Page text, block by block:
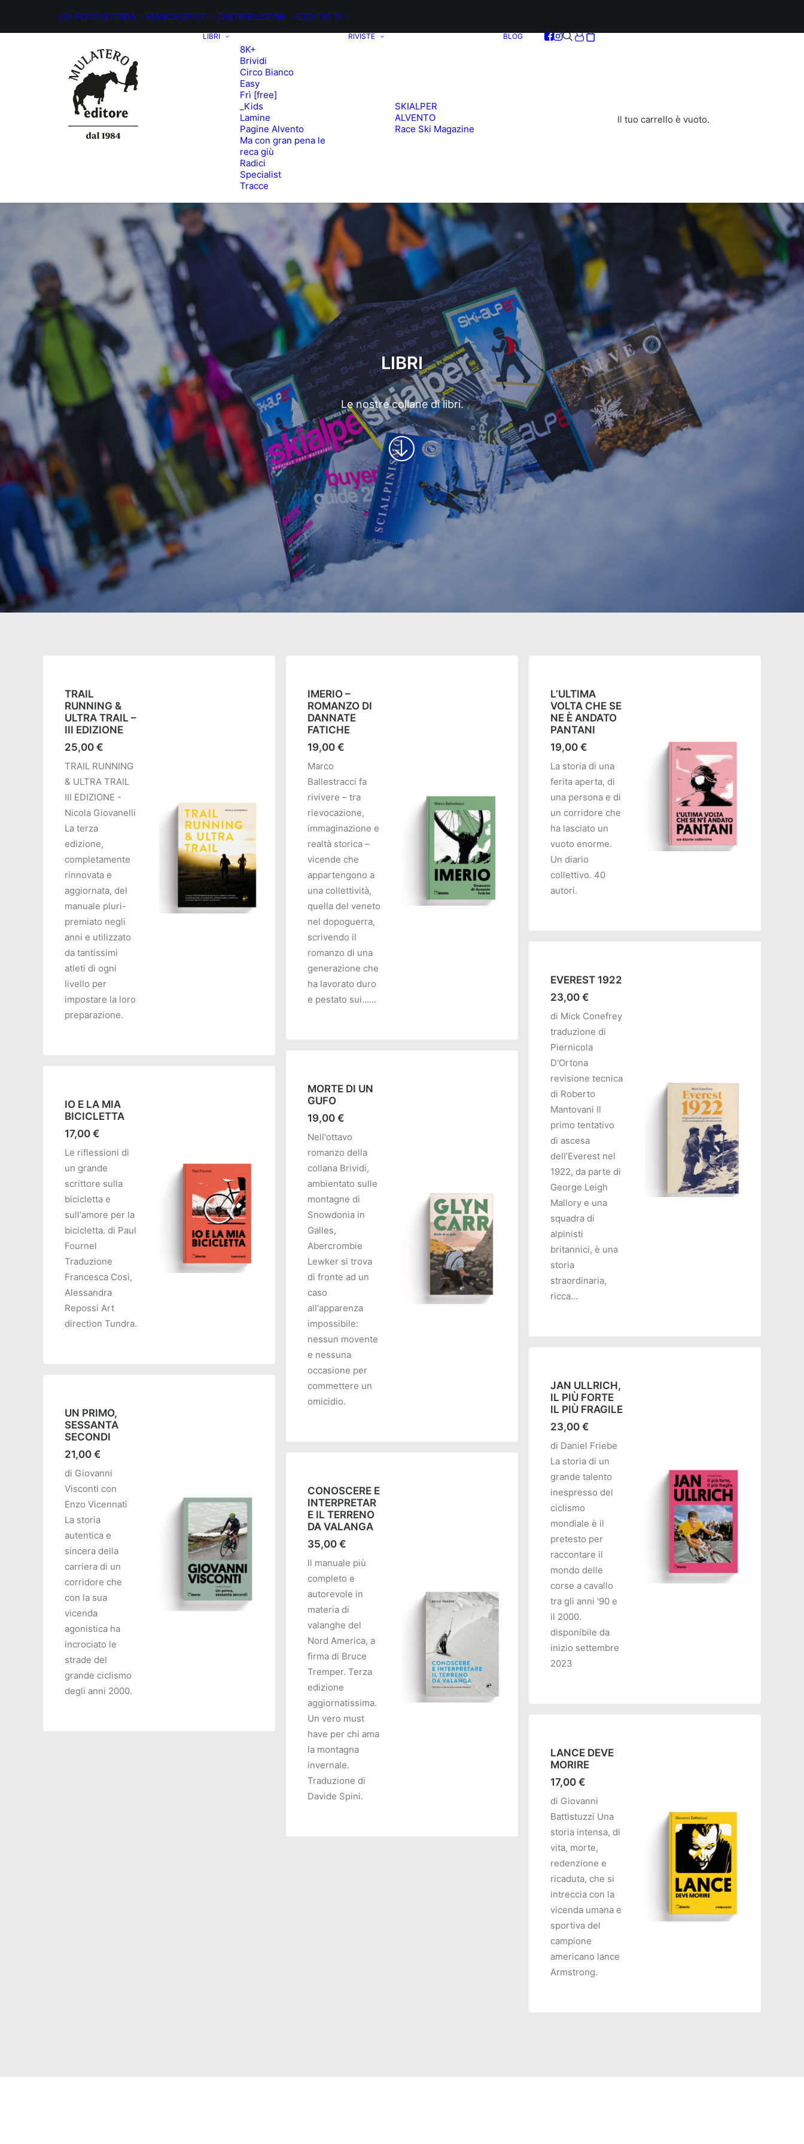
UN PO’ DI STORIA MANOSCRITTI DISTRIBUZIONE CONTATTI
LIBRI
8K+
Brividi
Circo Bianco
Easy
Frì [free]
_Kids
Lamine
Pagine Alvento
Ma con gran pena le
reca giù
Radici
Specialist
Tracce
RIVISTE
SKIALPER
ALVENTO
Race Ski Magazine
BLOG
Il tuo carrello è vuoto.
LIBRI
Le nostre collane di libri.
TRAIL
RUNNING &
ULTRA TRAIL –
III EDIZIONE
25,00 €
TRAIL RUNNING
& ULTRA TRAIL
III EDIZIONE -
Nicola Giovanelli
La terza
edizione,
completamente
rinnovata e
aggiornata, del
manuale pluri-
premiato negli
anni e utilizzato
da tantissimi
atleti di ogni
livello per
impostare la loro
preparazione.
IMERIO –
ROMANZO DI
DANNATE
FATICHE
19,00 €
Marco
Ballestracci fa
rivivere – tra
rievocazione,
immaginazione e
realtà storica –
vicende che
appartengono a
una collettività,
quella del veneto
nel dopoguerra,
scrivendo il
romanzo di una
generazione che
ha lavorato duro
e pestato sui……
L’ULTIMA
VOLTA CHE SE
NE È ANDATO
PANTANI
19,00 €
La storia di una
ferita aperta, di
una persona e di
un corridore che
ha lasciato un
vuoto enorme.
Un diario
collettivo. 40
autori.
EVEREST 1922
23,00 €
di Mick Conefrey
traduzione di
Piernicola
D'Ortona
revisione tecnica
di Roberto
Mantovani Il
primo tentativo
di ascesa
dell’Everest nel
1922, da parte di
George Leigh
Mallory e una
squadra di
alpinisti
britannici, è una
storia
straordinaria,
ricca…
MORTE DI UN
GUFO
19,00 €
Nell'ottavo
romanzo della
collana Brividi,
ambientato sulle
montagne di
Snowdonia in
Galles,
Abercrombie
Lewker si trova
di fronte ad un
caso
all'apparenza
impossibile:
nessun movente
e nessuna
occasione per
commettere un
omicidio.
IO E LA MIA
BICICLETTA
17,00 €
Le riflessioni di
un grande
scrittore sulla
bicicletta e
sull'amore per la
bicicletta. di Paul
Fournel
Traduzione
Francesca Cosi,
Alessandra
Repossi Art
direction Tundra.
JAN ULLRICH,
IL PIÙ FORTE
IL PIÙ FRAGILE
23,00 €
di Daniel Friebe
La storia di un
grande talento
inespresso del
ciclismo
mondiale è il
pretesto per
raccontare il
mondo delle
corse a cavallo
tra gli anni '90 e
il 2000.
disponibile da
inizio settembre
2023
UN PRIMO,
SESSANTA
SECONDI
21,00 €
di Giovanni
Visconti con
Enzo Vicennati
La storia
autentica e
sincera della
carriera di un
corridore che
con la sua
vicenda
agonistica ha
incrociato le
strade del
grande ciclismo
degli anni 2000.
CONOSCERE E
INTERPRETAR
E IL TERRENO
DA VALANGA
35,00 €
Il manuale più
completo e
autorevole in
materia di
valanghe del
Nord America, a
firma di Bruce
Tremper. Terza
edizione
aggiornatissima.
Un vero must
have per chi ama
la montagna
invernale.
Traduzione di
Davide Spini.
LANCE DEVE
MORIRE
17,00 €
di Giovanni
Battistuzzi Una
storia intensa, di
vita, morte,
redenzione e
ricaduta, che si
intreccia con la
vicenda umana e
sportiva del
campione
americano lance
Armstrong.